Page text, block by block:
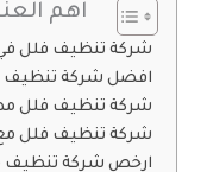
اهم
شركة تنظيف فلل في
افضل شركة تنظيف
شركة تنظيف فلل
شركة تنظيف فلل مع
ارخص شركة تنظيف